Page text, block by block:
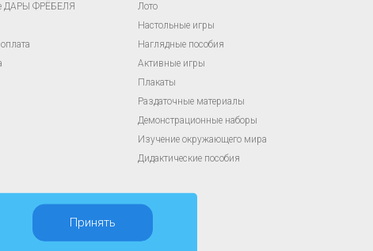
ДАРЫ ФРЁБЕЛЯ
Лото
Настольные игры
Наглядные пособия
Активные игры
Плакаты
Раздаточные материалы
Демонстрационные наборы
Изучение окружающего мира
Дидактические пособия
Принять